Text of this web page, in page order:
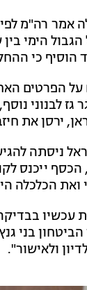
רה"מ
הימי
הוסיף כי
על הפרטים
גז לבנוני
ירסן את
ניסתה
הכסף ייכנס
ואת הכלכלה
עכשיו
בני
ולאישור".